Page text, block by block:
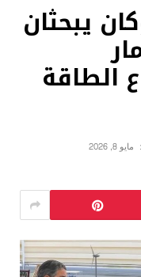
يبحثان
الطاقة
مايو 8, 2026